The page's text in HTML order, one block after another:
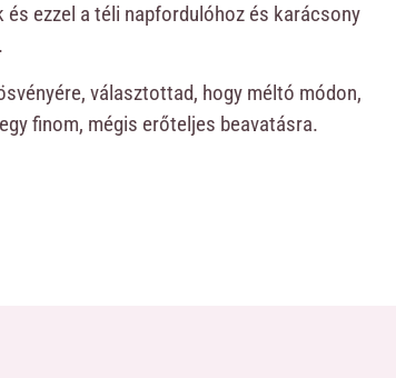
ezzel a téli napfordulóhoz és karácsony
választottad, hogy méltó módon,
finom, mégis erőteljes beavatásra.